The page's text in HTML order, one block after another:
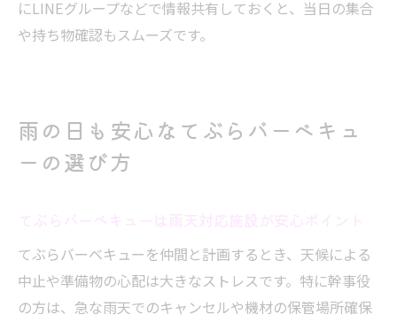
にLINEグループなどで情報共有しておくと、当日の集合
や持ち物確認もスムーズです。
雨の日も安心なてぶらバーベキュ
ーの選び方
てぶらバーベキューを仲間と計画するとき、天候による
中止や準備物の心配は大きなストレスです。特に幹事役
の方は、急な雨天でのキャンセルや機材の保管場所確保